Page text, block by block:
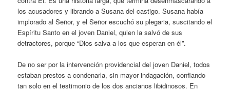
los acusadores y librando a Susana del castigo. Susana había
implorado al Señor, y el Señor escuchó su plegaria, suscitando el
Espíritu Santo en el joven Daniel, quien la salvó de sus
detractores, porque “Dios salva a los que esperan en él”.
De no ser por la intervención providencial del joven Daniel, todos
estaban prestos a condenarla, sin mayor indagación, confiando
tan solo en el testimonio de los dos ancianos libidinosos. En